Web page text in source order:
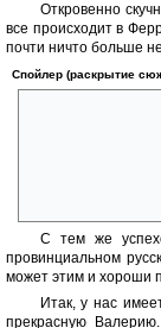
Откровенно
все происходит в
почти ничто больше
Спойлер (раскрытие
С тем же
провинциальном
может этим и хороши
Итак, у нас
прекрасную